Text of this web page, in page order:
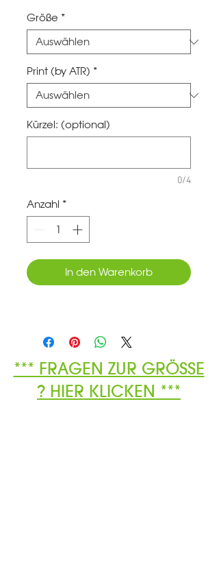
Größe *
Print (by ATR) *
Kürzel: (optional)
0/4
Anzahl *
In den Warenkorb
*** FRAGEN ZUR GRÖSSE
? HIER KLICKEN ***